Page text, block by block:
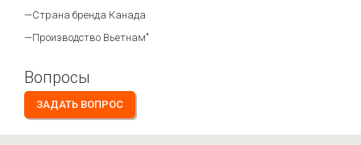
—Страна бренда Канада
—Производство Вьетнам"
Вопросы
ЗАДАТЬ ВОПРОС